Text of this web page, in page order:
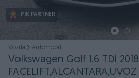
PIK PARTNER
Vozila Automobili
Volkswagen Golf 1.6 TDI 2018
FACELIFT,ALCANTARA,UVOZ